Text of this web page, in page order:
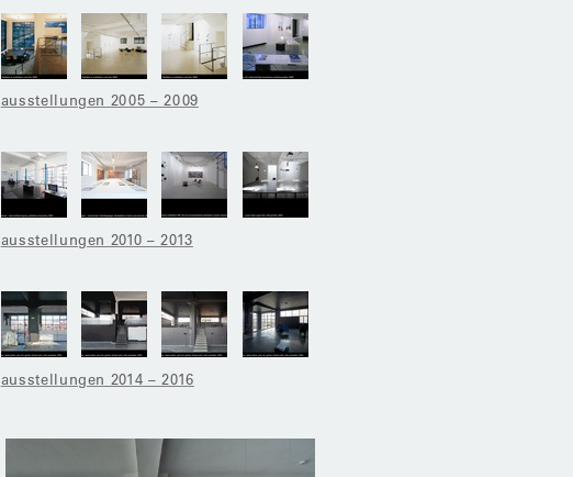
ausstellungen 2005 – 2009
ausstellungen 2010 – 2013
ausstellungen 2014 – 2016